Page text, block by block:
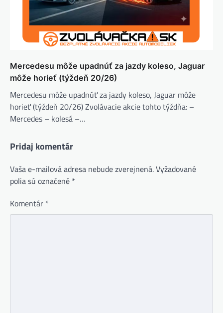
Mercedesu môže upadnúť za jazdy koleso, Jaguar
môže horieť (týždeň 20/26)
Mercedesu môže upadnúť za jazdy koleso, Jaguar môže
horieť (týždeň 20/26) Zvolávacie akcie tohto týždňa: –
Mercedes – kolesá –…
Pridaj komentár
Vaša e-mailová adresa nebude zverejnená.Vyžadované
polia sú označené *
Komentár *